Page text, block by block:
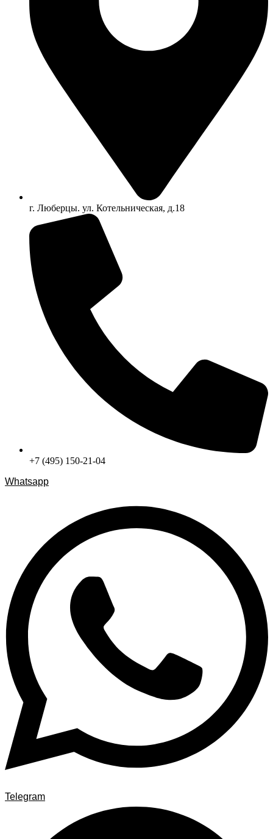
г. Люберцы. ул. Котельническая, д.18
+7 (495) 150-21-04
Whatsapp
Telegram